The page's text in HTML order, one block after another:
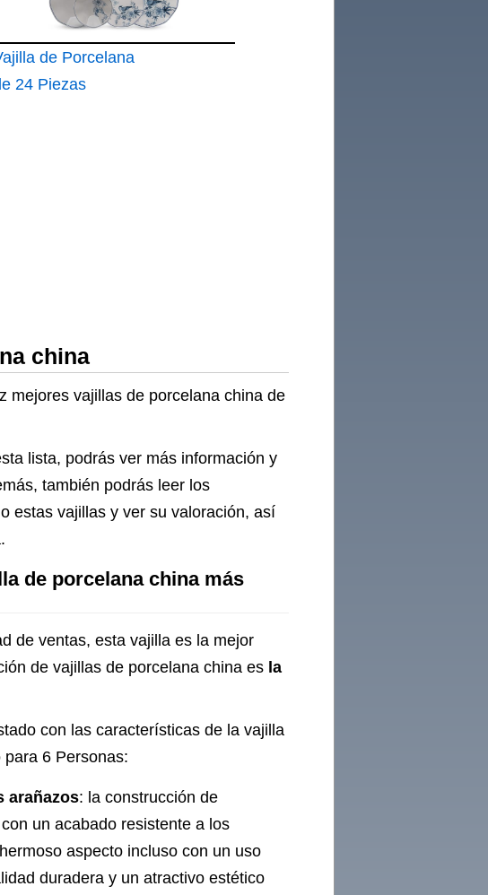
de Porcelana
24 Piezas
china
mejores vajillas de porcelana china de
lista, podrás ver más información y
también podrás leer los
estas vajillas y ver su valoración, así
de porcelana china más
de ventas, esta vajilla es la mejor
de vajillas de porcelana china es la
con las características de la vajilla
6 Personas:
arañazos: la construcción de
un acabado resistente a los
aspecto incluso con un uso
duradera y un atractivo estético